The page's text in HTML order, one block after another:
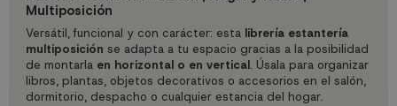
Multiposición
Versátil, funcional y con carácter: esta librería estantería
multiposición se adapta a tu espacio gracias a la posibilidad
de montarla en horizontal o en vertical. Úsala para organizar
libros, plantas, objetos decorativos o accesorios en el salón,
dormitorio, despacho o cualquier estancia del hogar.